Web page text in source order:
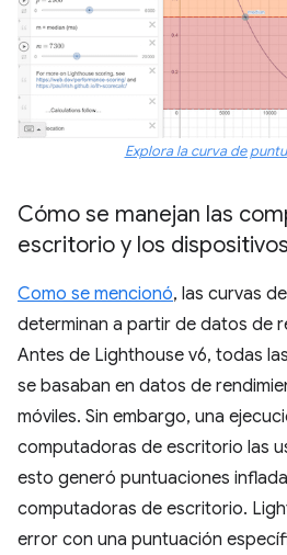
Explora la curva de
Cómo se manejan las
escritorio y los
Como se mencionó, las curvas
determinan a partir de datos de
Antes de Lighthouse v6, todas
se basaban en datos de
móviles. Sin embargo, una
computadoras de escritorio las
esto generó puntuaciones
computadoras de escritorio.
error con una puntuación